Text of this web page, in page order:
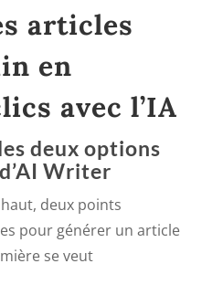
articles
en
avec l’IA
deux options
Writer
deux points
pour générer un article
se veut